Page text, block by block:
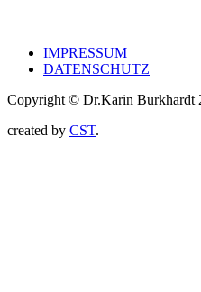
IMPRESSUM
DATENSCHUTZ
Copyright © Dr.Karin Burkhardt
created by CST.